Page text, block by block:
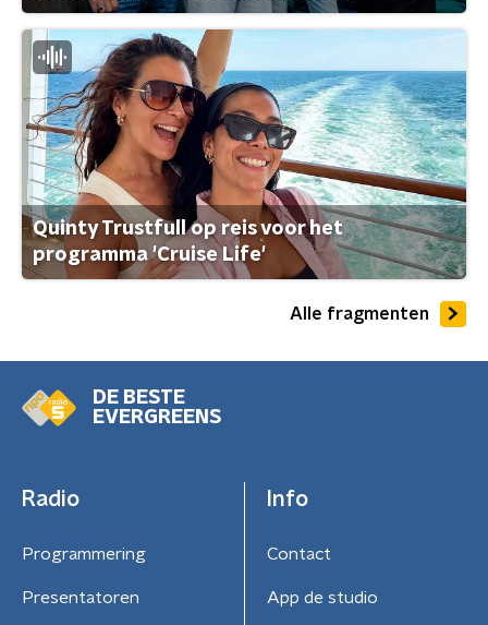
Quinty Trustfull op reis voor het
programma 'Cruise Life'
Alle fragmenten
DE BESTE
EVERGREENS
Radio
Programmering
Presentatoren
Info
Contact
App de studio